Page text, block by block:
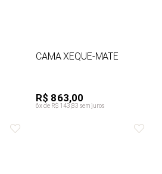
CAMA XEQUE-MATE
R$ 863,00
6x de R$ 143,83 sem juros